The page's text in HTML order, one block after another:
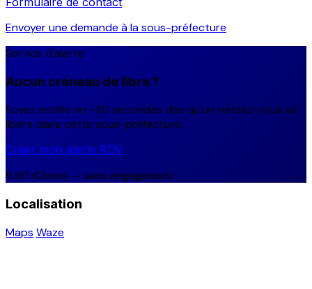
Envoyer une demande à la sous-préfecture
Service d'alerte
Aucun créneau de libre ?
Soyez notifié en ~30 secondes dès qu'un rendez-vous se
libère dans cette sous-préfecture.
Créer mon alerte RDV
9,90 €/mois — sans engagement
Localisation
Maps Waze